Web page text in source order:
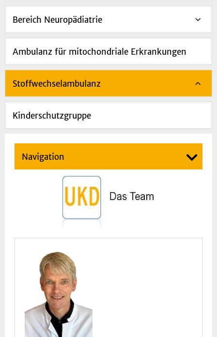
Bereich Neuropädiatrie
Ambulanz für mitochondriale Erkrankungen
Stoffwechselambulanz
Kinderschutzgruppe
Navigation